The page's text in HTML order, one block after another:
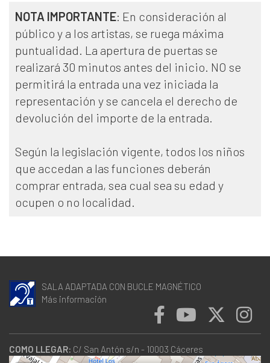
NOTA IMPORTANTE: En consideración al
público y a los artistas, se ruega máxima
puntualidad. La apertura de puertas se
realizará 30 minutos antes del inicio. NO se
permitirá la entrada una vez iniciada la
representación y se cancela el derecho de
devolución del importe de la entrada.
Según la legislación vigente, todos los niños
que accedan a las funciones deberán
comprar entrada, sea cual sea su edad y
ocupen o no localidad.
SALA ADAPTADA CON BUCLE MAGNÉTICO
Más información
COMO LLEGAR: C/ San Antón s/n - 10003 Cáceres